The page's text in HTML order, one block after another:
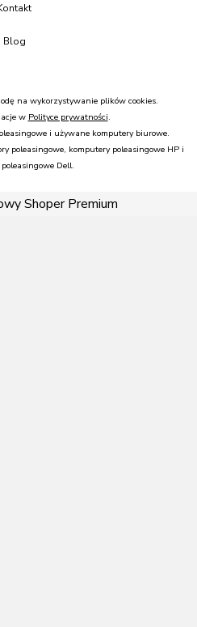
Blog
na wykorzystywanie plików cookies.
w Polityce prywatności.
i używane komputery biurowe.
poleasingowe, komputery poleasingowe HP i
Dell.
Shoper Premium